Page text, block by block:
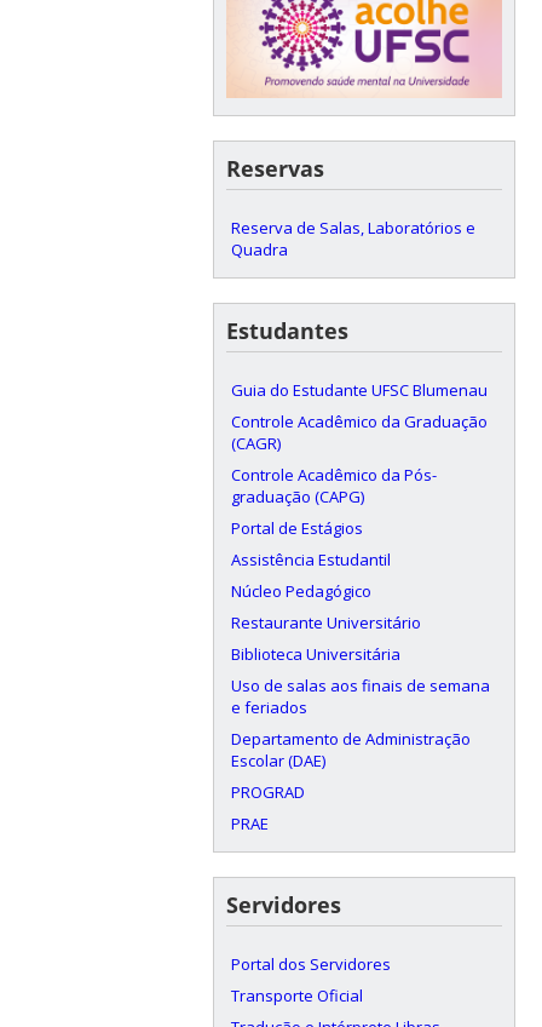
Reservas
Reserva de Salas, Laboratórios e
Quadra
Estudantes
Guia do Estudante UFSC Blumenau
Controle Acadêmico da Graduação
(CAGR)
Controle Acadêmico da Pós-
graduação (CAPG)
Portal de Estágios
Assistência Estudantil
Núcleo Pedagógico
Restaurante Universitário
Biblioteca Universitária
Uso de salas aos finais de semana
e feriados
Departamento de Administração
Escolar (DAE)
PROGRAD
PRAE
Servidores
Portal dos Servidores
Transporte Oficial